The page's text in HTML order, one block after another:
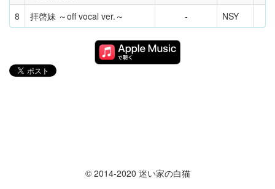
8
拝啓妹 ～off vocal ver.～ NSY
© 2014-2020 迷い家の白猫